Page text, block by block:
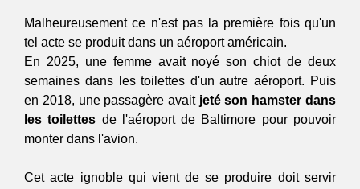
Malheureusement ce n'est pas la première fois qu'un
tel acte se produit dans un aéroport américain.
En 2025, une femme avait noyé son chiot de deux
semaines dans les toilettes d'un autre aéroport. Puis
en 2018, une passagère avait jeté son hamster dans
les toilettes de l'aéroport de Baltimore pour pouvoir
monter dans l'avion.
Cet acte ignoble qui vient de se produire doit servir